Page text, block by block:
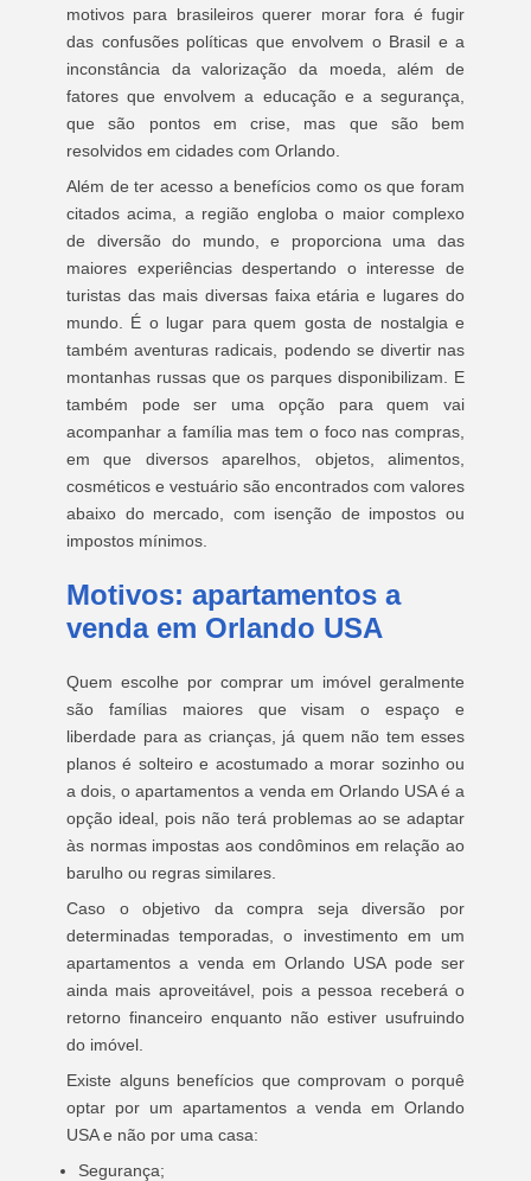
motivos para brasileiros querer morar fora é fugir
das confusões políticas que envolvem o Brasil e a
inconstância da valorização da moeda, além de
fatores que envolvem a educação e a segurança,
que são pontos em crise, mas que são bem
resolvidos em cidades com Orlando.
Além de ter acesso a benefícios como os que foram
citados acima, a região engloba o maior complexo
de diversão do mundo, e proporciona uma das
maiores experiências despertando o interesse de
turistas das mais diversas faixa etária e lugares do
mundo. É o lugar para quem gosta de nostalgia e
também aventuras radicais, podendo se divertir nas
montanhas russas que os parques disponibilizam. E
também pode ser uma opção para quem vai
acompanhar a família mas tem o foco nas compras,
em que diversos aparelhos, objetos, alimentos,
cosméticos e vestuário são encontrados com valores
abaixo do mercado, com isenção de impostos ou
impostos mínimos.
Motivos: apartamentos a
venda em Orlando USA
Quem escolhe por comprar um imóvel geralmente
são famílias maiores que visam o espaço e
liberdade para as crianças, já quem não tem esses
planos é solteiro e acostumado a morar sozinho ou
a dois, o apartamentos a venda em Orlando USA é a
opção ideal, pois não terá problemas ao se adaptar
às normas impostas aos condôminos em relação ao
barulho ou regras similares.
Caso o objetivo da compra seja diversão por
determinadas temporadas, o investimento em um
apartamentos a venda em Orlando USA pode ser
ainda mais aproveitável, pois a pessoa receberá o
retorno financeiro enquanto não estiver usufruindo
do imóvel.
Existe alguns benefícios que comprovam o porquê
optar por um apartamentos a venda em Orlando
USA e não por uma casa:
Segurança;